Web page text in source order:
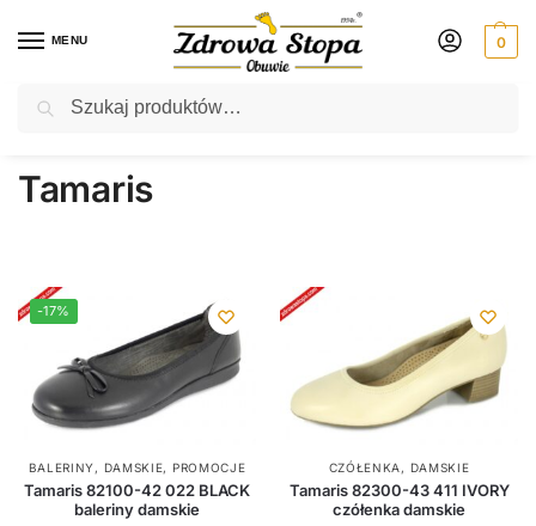
MENU 0
Rabat ⚡ 5% kod: ZDROWASTOPA (na obuwie poza promocją)
Tamaris
-17%
BALERINY , DAMSKIE, PROMOCJE
Tamaris 82100-42 022 BLACK
baleriny damskie
CZÓŁENKA , DAMSKIE
Tamaris 82300-43 411 IVORY
czółenka damskie